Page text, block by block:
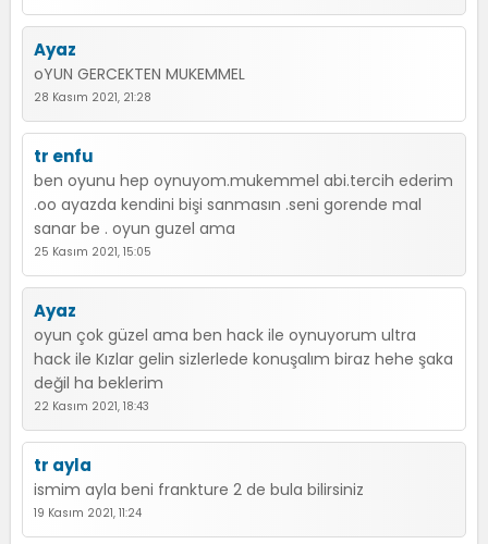
Ayaz
oYUN GERCEKTEN MUKEMMEL
28 Kasım 2021, 21:28
tr enfu
ben oyunu hep oynuyom.mukemmel abi.tercih ederim
.oo ayazda kendini bişi sanmasın .seni gorende mal
sanar be . oyun guzel ama
25 Kasım 2021, 15:05
Ayaz
oyun çok güzel ama ben hack ile oynuyorum ultra
hack ile Kızlar gelin sizlerlede konuşalım biraz hehe şaka
değil ha beklerim
22 Kasım 2021, 18:43
tr ayla
ismim ayla beni frankture 2 de bula bilirsiniz
19 Kasım 2021, 11:24